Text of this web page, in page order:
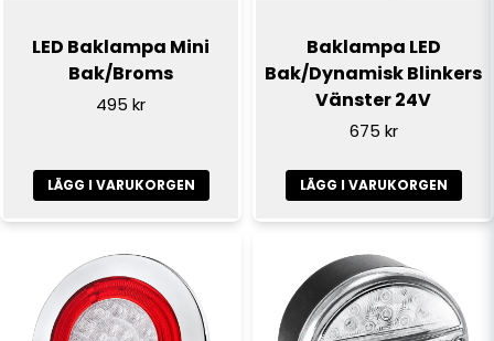
Skicka fråga
LED Baklampa Mini
Bak/Broms
495 kr
LÄGG I VARUKORGEN
Baklampa LED
Bak/Dynamisk Blinkers
Vänster 24V
675 kr
LÄGG I VARUKORGEN